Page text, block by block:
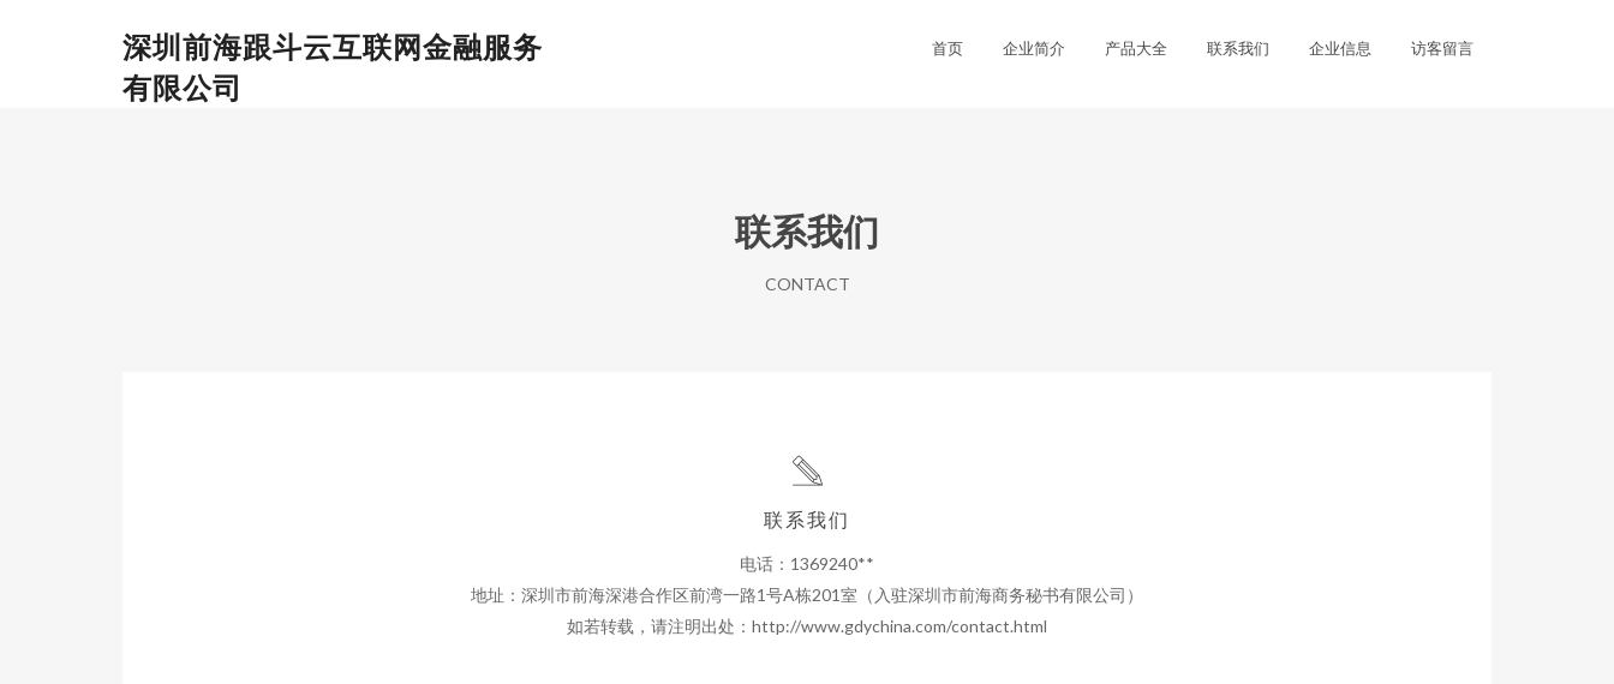
深圳前海跟斗云互联网金融服务
有限公司
首页 企业简介 产品大全 联系我们 企业信息 访客留言
联系我们
CONTACT
联系我们
电话：1369240**
地址：深圳市前海深港合作区前湾一路1号A栋201室（入驻深圳市前海商务秘书有限公司）
如若转载，请注明出处：http://www.gdychina.com/contact.html